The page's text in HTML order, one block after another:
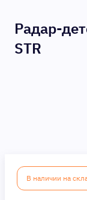
Радар-
STR
В наличии на